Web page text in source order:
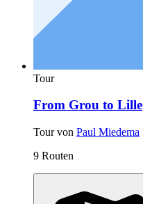
Tour
From Grou to Lille
Tour von Paul Miedema
9 Routen